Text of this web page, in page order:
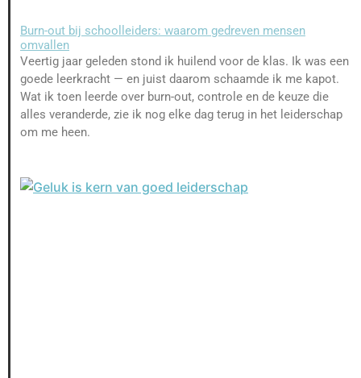
Burn-out bij schoolleiders: waarom gedreven mensen
omvallen
Veertig jaar geleden stond ik huilend voor de klas. Ik was een
goede leerkracht — en juist daarom schaamde ik me kapot.
Wat ik toen leerde over burn-out, controle en de keuze die
alles veranderde, zie ik nog elke dag terug in het leiderschap
om me heen.